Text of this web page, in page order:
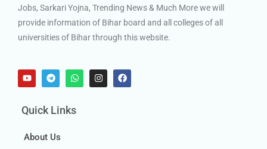
Jobs, Sarkari Yojna, Trending News & Much More we will
provide information of Bihar board and all colleges of all
universities of Bihar through this website.
Quick Links
About Us